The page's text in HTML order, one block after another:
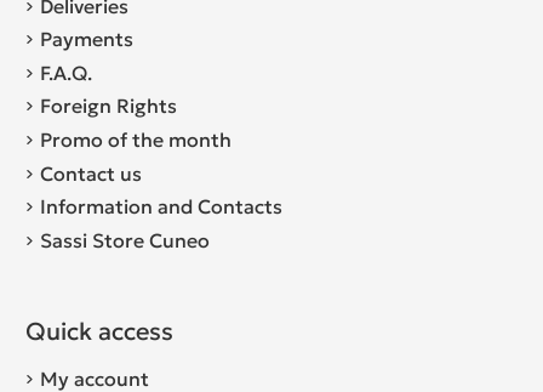
Deliveries
Payments
F.A.Q.
Foreign Rights
Promo of the month
Contact us
Information and Contacts
Sassi Store Cuneo
Quick access
My account